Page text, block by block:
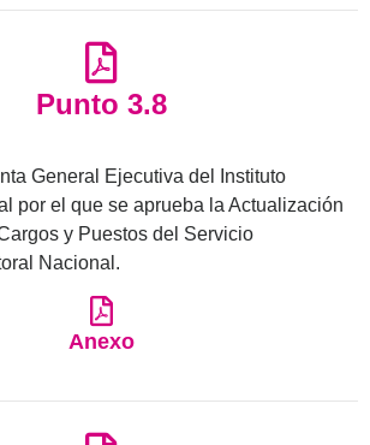
Punto 3.8
General Ejecutiva del Instituto
por el que se aprueba la Actualización
y Puestos del Servicio
Nacional.
Anexo